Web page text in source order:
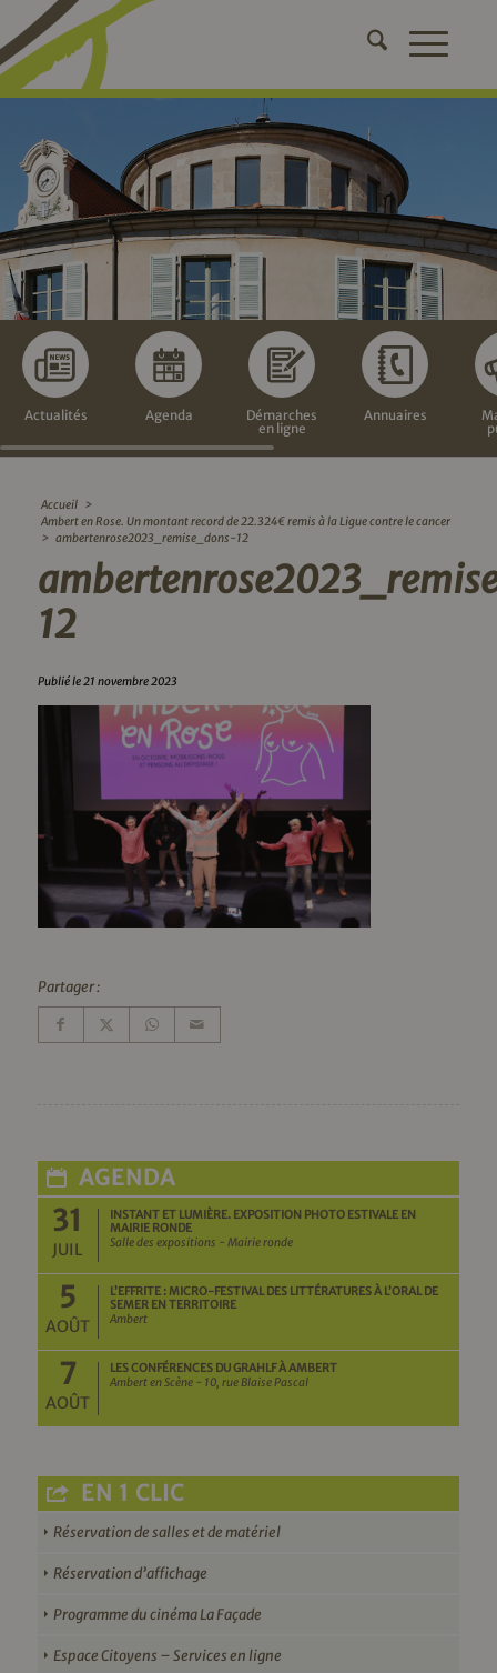
Actualités Agenda
Démarches
en ligne
Annuaires
Accueil >
Ambert en Rose. Un montant record de 22.324€ remis à la Ligue contre le cancer
> ambertenrose2023_remise_dons-12
12
Publié le 21 novembre 2023
Partager :
AGENDA
31
JUIL
INSTANT ET LUMIÈRE. EXPOSITION PHOTO ESTIVALE EN
MAIRIE RONDE
Salle des expositions - Mairie ronde
5
AOÛT
L’EFFRITE : MICRO-FESTIVAL DES LITTÉRATURES À L’ORAL DE
SEMER EN TERRITOIRE
Ambert
7
AOÛT
LES CONFÉRENCES DU GRAHLF À AMBERT
Ambert en Scène - 10, rue Blaise Pascal
EN 1 CLIC
Réservation de salles et de matériel
Réservation d’affichage
Programme du cinéma La Façade
Espace Citoyens – Services en ligne